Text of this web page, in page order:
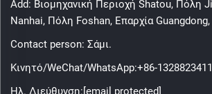
Add: Βιομηχανική Περιοχή Shatou, Πόλη
Nanhai, Πόλη Foshan, Επαρχία Guangdong,
Contact person: Σάμι.
Κινητό/WeChat/WhatsApp:+86-
Ηλ. Διεύθυνση:[email protected]